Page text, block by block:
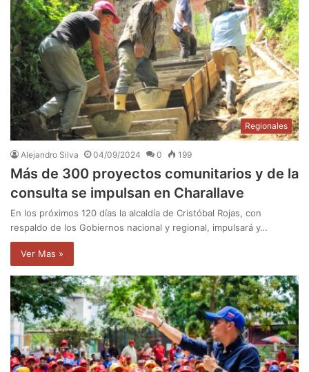
Regionales
Alejandro Silva 04/09/2024 0 199
Más de 300 proyectos comunitarios y de la
consulta se impulsan en Charallave
En los próximos 120 días la alcaldía de Cristóbal Rojas, con
respaldo de los Gobiernos nacional y regional, impulsará y…
Ver Mas »